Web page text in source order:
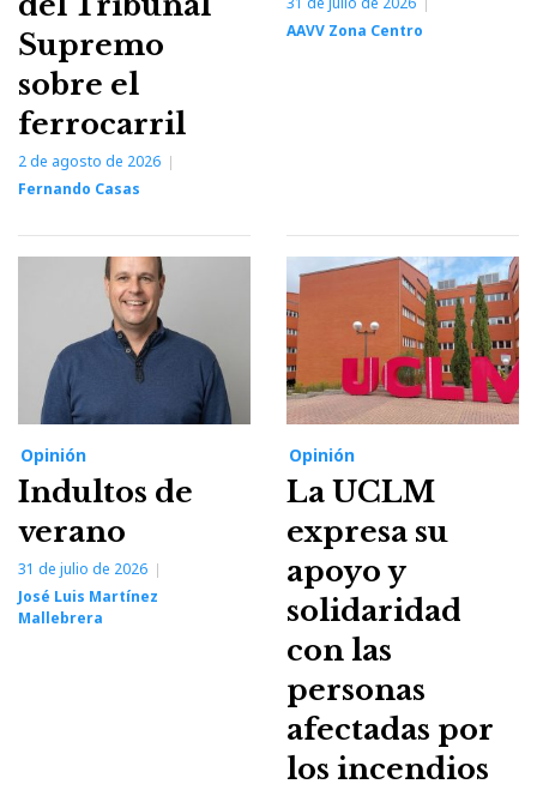
Supremo
sobre el
ferrocarril
2 de agosto de 2026
Fernando Casas
AAVV Zona Centro
Opinión
Indultos de
verano
31 de julio de 2026
José Luis Martínez
Mallebrera
Opinión
La UCLM
expresa su
apoyo y
solidaridad
con las
personas
afectadas por
los incendios